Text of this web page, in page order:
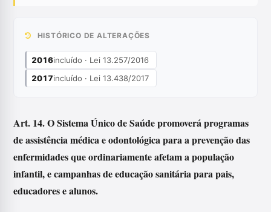
HISTÓRICO DE ALTERAÇÕES
2016incluído · Lei 13.257/2016
2017incluído · Lei 13.438/2017
Art. 14. O Sistema Único de Saúde promoverá programas
de assistência médica e odontológica para a prevenção das
enfermidades que ordinariamente afetam a população
infantil, e campanhas de educação sanitária para pais,
educadores e alunos.